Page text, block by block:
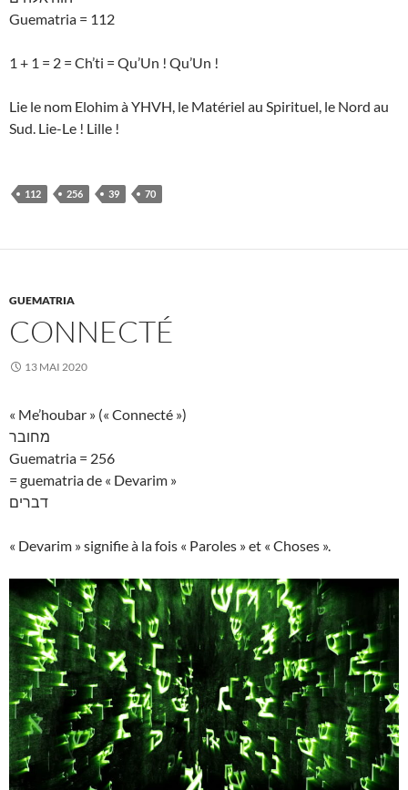
Guematria = 112
1 + 1 = 2 = Ch’ti = Qu’Un ! Qu’Un !
Lie le nom Elohim à YHVH, le Matériel au Spirituel, le Nord au
Sud. Lie-Le ! Lille !
112 256 39 70
GUEMATRIA
CONNECTÉ
13 MAI 2020
« Me’houbar » (« Connecté »)
מחובר
Guematria = 256
= guematria de « Devarim »
דברים
« Devarim » signifie à la fois « Paroles » et « Choses ».